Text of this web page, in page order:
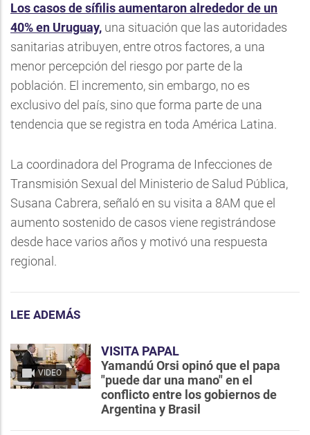
Los casos de sífilis aumentaron alrededor de un
40% en Uruguay, una situación que las autoridades
sanitarias atribuyen, entre otros factores, a una
menor percepción del riesgo por parte de la
población. El incremento, sin embargo, no es
exclusivo del país, sino que forma parte de una
tendencia que se registra en toda América Latina.
La coordinadora del Programa de Infecciones de
Transmisión Sexual del Ministerio de Salud Pública,
Susana Cabrera, señaló en su visita a 8AM que el
aumento sostenido de casos viene registrándose
desde hace varios años y motivó una respuesta
regional.
LEE ADEMÁS
VIDEO
VISITA PAPAL
Yamandú Orsi opinó que el papa
"puede dar una mano" en el
conflicto entre los gobiernos de
Argentina y Brasil